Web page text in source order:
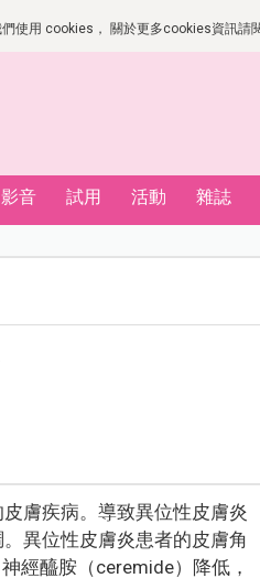
使用 cookies， 關於更多cookies資訊請
影音 試用 活動 雜誌
膚疾病。導致異位性皮膚炎
異位性皮膚炎患者的皮膚角
經醯胺（ceremide）降低，